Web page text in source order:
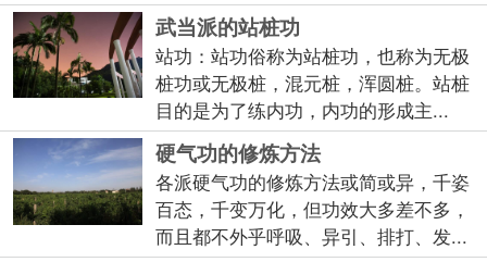
武当派的站桩功
站功：站功俗称为站桩功，也称为无极
桩功或无极桩，混元桩，浑圆桩。站桩
目的是为了练内功，内功的形成主...
硬气功的修炼方法
各派硬气功的修炼方法或简或异，千姿
百态，千变万化，但功效大多差不多，
而且都不外乎呼吸、异引、排打、发...